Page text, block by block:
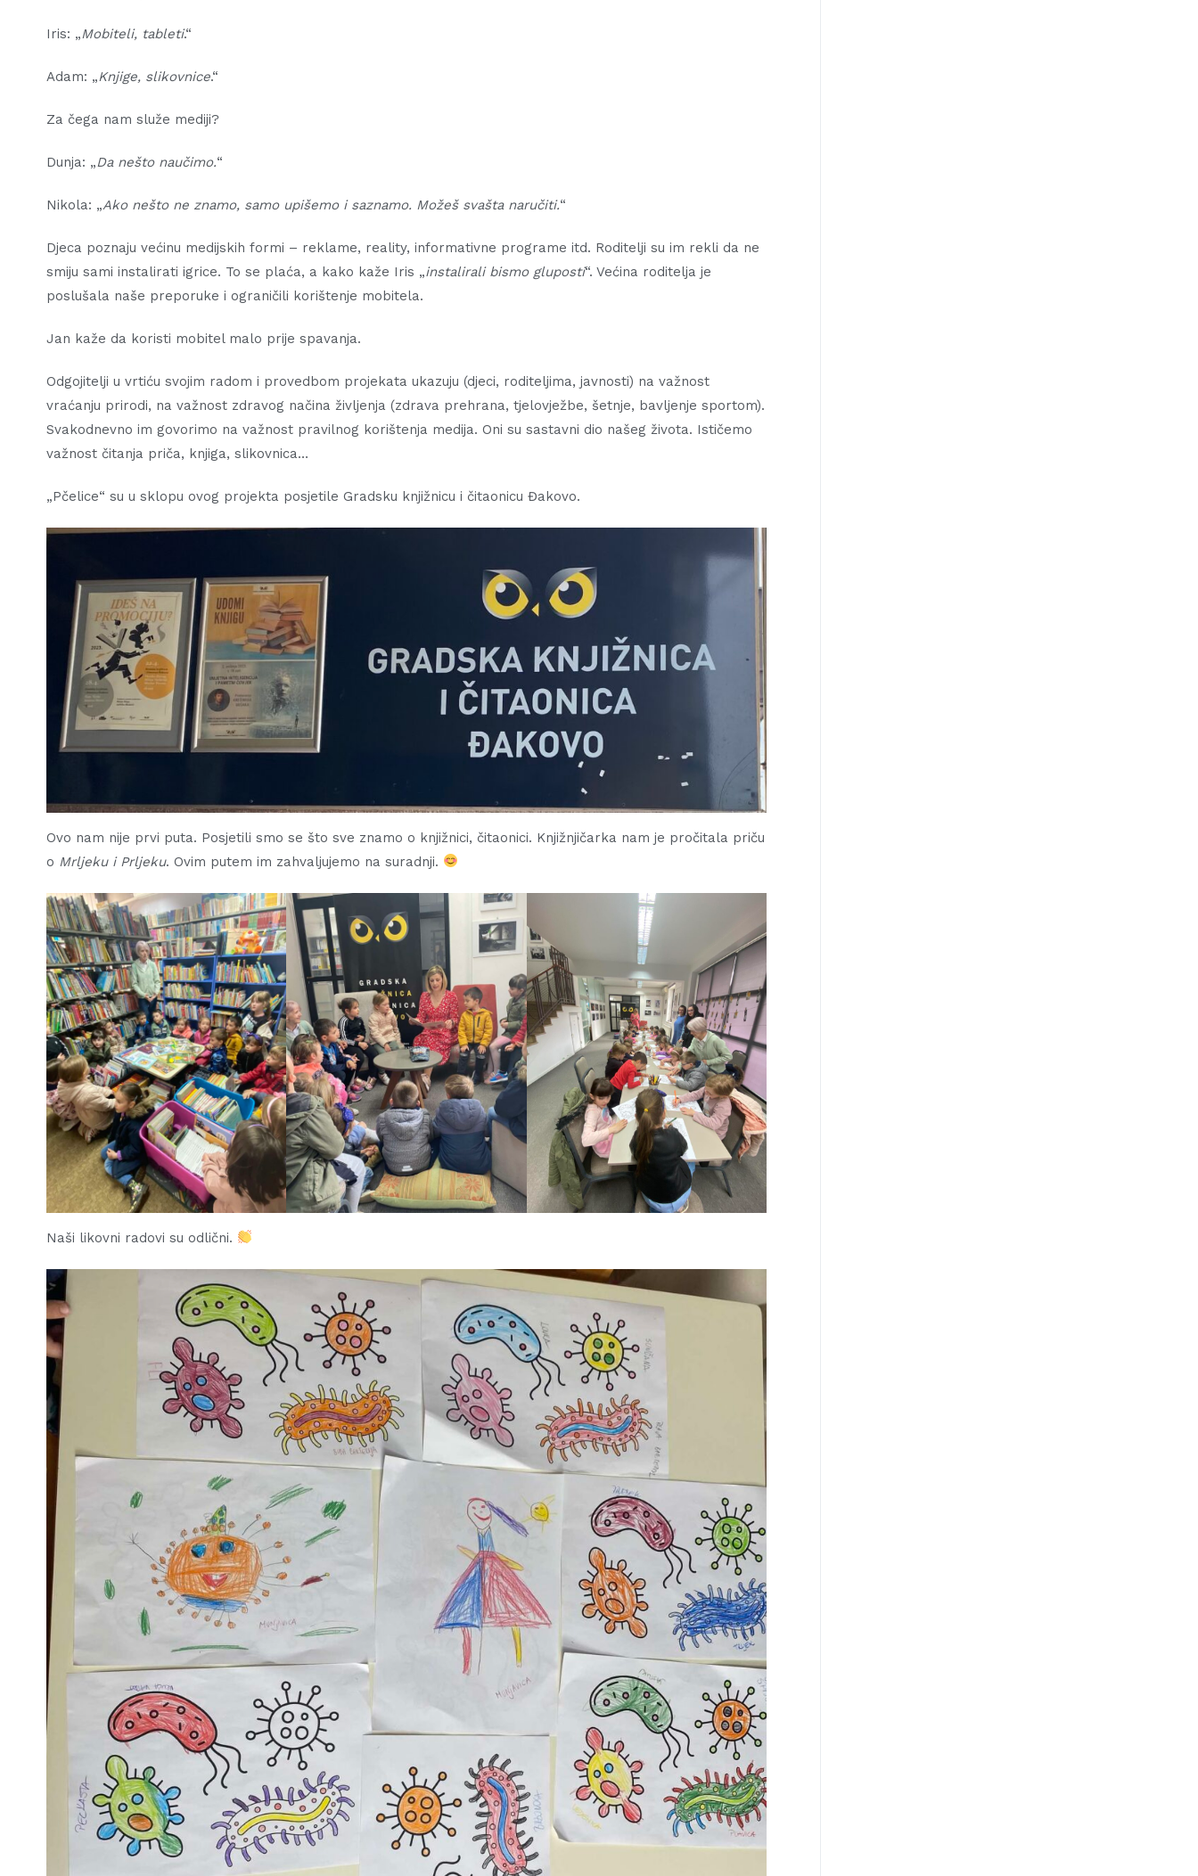
Iris: „Mobiteli, tableti.“
Adam: „Knjige, slikovnice.“
Za čega nam služe mediji?
Dunja: „Da nešto naučimo.“
Nikola: „Ako nešto ne znamo, samo upišemo i saznamo. Možeš svašta naručiti.“
Djeca poznaju većinu medijskih formi – reklame, reality, informativne programe itd. Roditelji su im rekli da ne
smiju sami instalirati igrice. To se plaća, a kako kaže Iris „instalirali bismo gluposti“. Većina roditelja je
poslušala naše preporuke i ograničili korištenje mobitela.
Jan kaže da koristi mobitel malo prije spavanja.
Odgojitelji u vrtiću svojim radom i provedbom projekata ukazuju (djeci, roditeljima, javnosti) na važnost
vraćanju prirodi, na važnost zdravog načina življenja (zdrava prehrana, tjelovježbe, šetnje, bavljenje sportom).
Svakodnevno im govorimo na važnost pravilnog korištenja medija. Oni su sastavni dio našeg života. Ističemo
važnost čitanja priča, knjiga, slikovnica…
„Pčelice“ su u sklopu ovog projekta posjetile Gradsku knjižnicu i čitaonicu Đakovo.
Ovo nam nije prvi puta. Posjetili smo se što sve znamo o knjižnici, čitaonici. Knjižnjičarka nam je pročitala priču
o Mrljeku i Prljeku. Ovim putem im zahvaljujemo na suradnji.
Naši likovni radovi su odlični.